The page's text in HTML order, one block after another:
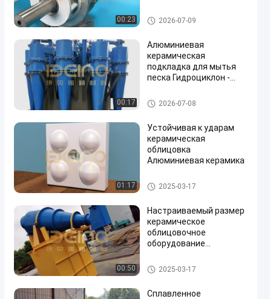
00:23
защитой от износа,
высокой температурой
стойкостью и
длительным сроком
службы
Керамическое выровнянное
оборудование
2026-07-09
00:17
Алюминиевая
керамическая
подкладка для мытья
песка Гидроциклон -
износа
Керамическое выровнянное
оборудование
2026-07-08
01:17
Устойчивая к ударам
керамическая
облицовка
Алюминиевая керамика
Керамическое выровнянное
оборудование
2025-03-17
00:50
Настраиваемый размер
керамическое
облицовочное
оборудование
циклонное анти износ
Керамическое выровнянное
оборудование
2025-03-17
Сплавленное